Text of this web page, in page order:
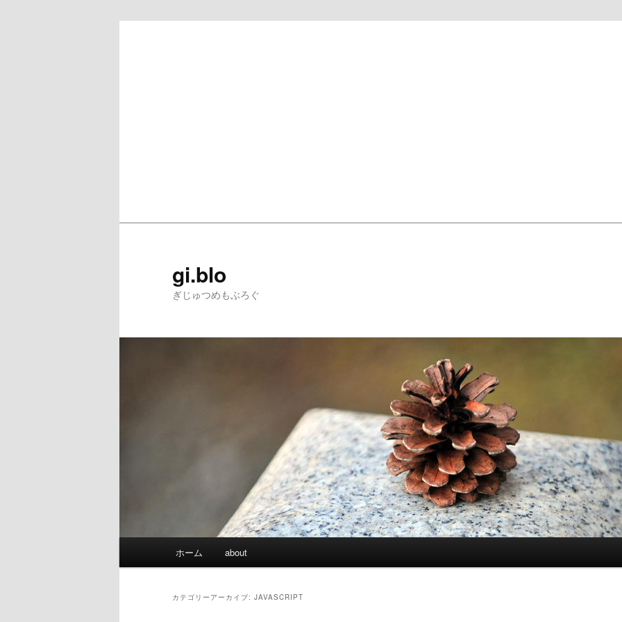
gi.blo
ぎじゅつめもぶろぐ
メインコンテンツへ移動
サブコンテンツへ移動
ホーム about
カテゴリーアーカイブ: JAVASCRIPT